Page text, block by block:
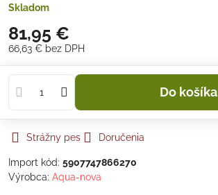
Skladom
81,95 €
66,63 € bez DPH
Do košíka
Strážny pes Doručenia
Import kód: 5907747866270
Výrobca: Aqua-nova